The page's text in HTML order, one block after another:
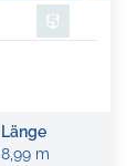
Länge
8,99 m